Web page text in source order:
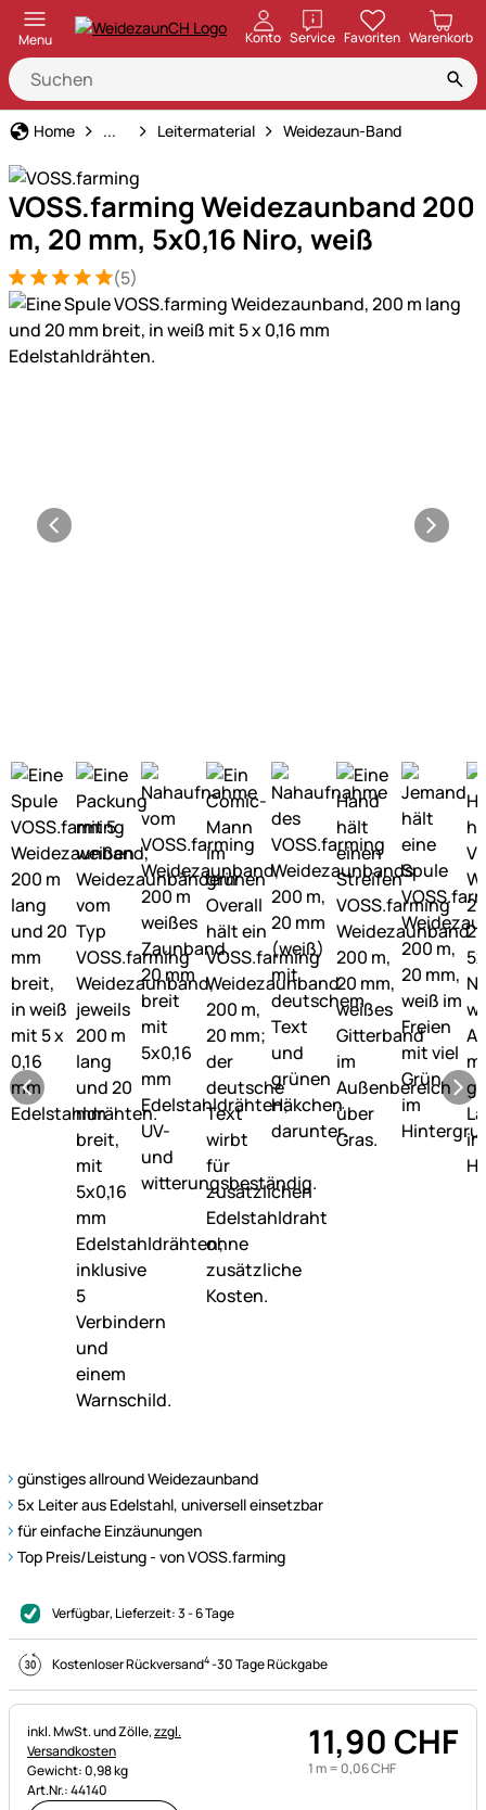
Menu Konto ServiceöffnenFavoriten Warenkorb
Home Weidezaun
... Leitermaterial Weidezaun-Band
VOSS.farming Weidezaunband 200
m, 20 mm, 5x0,16 Niro, weiß
Bewertung: 5 von 5 (5 Bewertungen)
5 Bewertungen
(5)
Produktgalerie
günstiges allround Weidezaunband
5x Leiter aus Edelstahl, universell einsetzbar
für einfache Einzäunungen
Top Preis/Leistung - von VOSS.farming
Verfügbar, Lieferzeit:3 - 6 Tage
Kostenloser Rückversand4-30 Tage Rückgabe
Steuerhinweis:
inkl. MwSt. und Zölle,zzgl.
Versandkosten
Gewicht: 0,98 kg
Art.Nr.: 44140
11,90 CHF
1 m = 0,06CHF